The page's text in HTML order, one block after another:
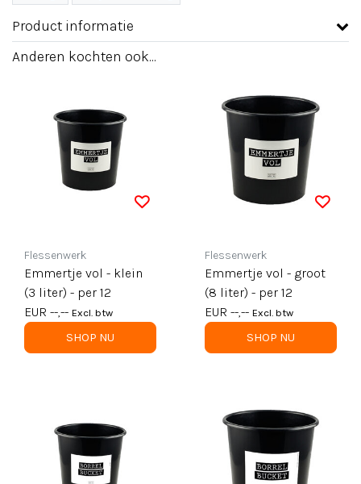
Product informatie
Anderen kochten ook...
Flessenwerk
Emmertje vol - klein
(3 liter) - per 12
EUR --,-- Excl. btw
SHOP NU
Flessenwerk
Emmertje vol - groot
(8 liter) - per 12
EUR --,-- Excl. btw
SHOP NU